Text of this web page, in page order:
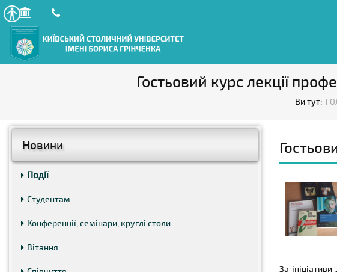
Гостьовий курс лекції
Ви тут:
Новини
Події
Студентам
Конференції, семінари, круглі столи
Вітання
За